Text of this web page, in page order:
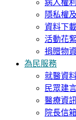
病人權
隱私權
資料下
活動花絮
捐贈物
為民服務
就醫資
民眾建
醫療資
院長信